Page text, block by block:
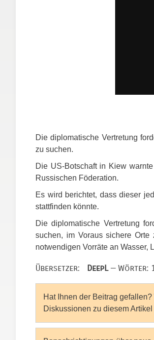
Die diplomatische Vertretung
zu suchen.
Die US-Botschaft in Kiew
Russischen Föderation.
Es wird berichtet, dass dieser
stattfinden könnte.
Die diplomatische Vertretung
suchen, im Voraus sichere
notwendigen Vorräte an Wasser,
Übersetzer: DeepL— Wörter:
Hat Ihnen der Beitrag
Diskussionen zu diesem